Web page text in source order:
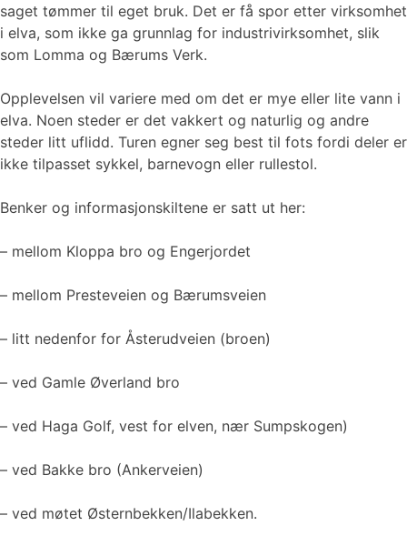
saget tømmer til eget bruk. Det er få spor etter virksomhet
i elva, som ikke ga grunnlag for industrivirksomhet, slik
som Lomma og Bærums Verk.
Opplevelsen vil variere med om det er mye eller lite vann i
elva. Noen steder er det vakkert og naturlig og andre
steder litt uflidd. Turen egner seg best til fots fordi deler er
ikke tilpasset sykkel, barnevogn eller rullestol.
Benker og informasjonskiltene er satt ut her:
– mellom Kloppa bro og Engerjordet
– mellom Presteveien og Bærumsveien
– litt nedenfor for Åsterudveien (broen)
– ved Gamle Øverland bro
– ved Haga Golf, vest for elven, nær Sumpskogen)
– ved Bakke bro (Ankerveien)
– ved møtet Østernbekken/Ilabekken.